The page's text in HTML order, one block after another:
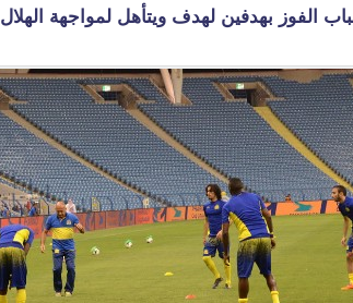
الفوز بهدفين لهدف ويتأهل لمواجهة